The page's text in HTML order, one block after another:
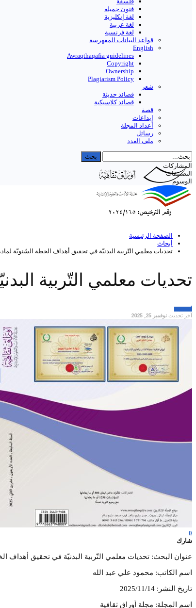
فنون جميلة
لغة إنكليزية
لغة عربية
لغة فرنسية
قواعد البیانات المفهرسة
English
Awraqthaqafia guidelines
Copyright
Ownership
Plagiarism Policy
شعر
قصائد حديثة
قصائد كلاسيكية
قصة
إبداعات
أعداد المجلة
رسائل
ملف العدد
المشاركات
التصنيفات
الوسوم
الصفحة الرئيسية
أبحاث
تحديات معلمي التّربية البدنيّة في تحقيق أهداف الخطة السّنويّة لمادة
تحديات معلمي التّربية
آخر تحديث نوفمبر 25, 2025
0
شارك
عنوان البحث: تحديات معلمي التّربية البدنيّة في تحقيق أهداف
اسم الكاتب: محمود علي عبد الله
تاريخ النشر: 2025/11/14
اسم المجلة: مجلة أوراق ثقافية